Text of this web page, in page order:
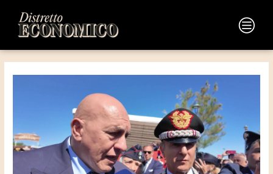
contenuto
Main
Menu
articoli